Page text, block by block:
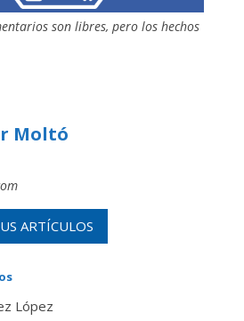
son libres, pero los hechos
Moltó
ARTÍCULOS
López